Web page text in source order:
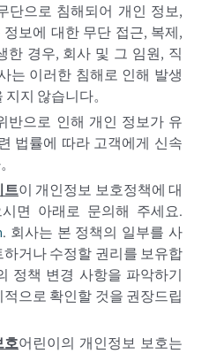
단으로 침해되어 개인 정보,
보에 대한 무단 접근, 복제,
한 경우, 회사 및 그 임원, 직
는 이러한 침해로 인해 발생
지 않습니다。
반으로 인해 개인 정보가 유
법률에 따라 고객에게 신속
트이 개인정보 보호정책에 대
면 아래로 문의해 주세요.
. 회사는 본 정책의 일부를 사
거나 수정할 권리를 보유합
정책 변경 사항을 파악하기
으로 확인할 것을 권장드립
호어린이의 개인정보 보호는